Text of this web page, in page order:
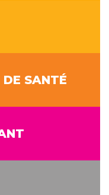
DE SANTÉ